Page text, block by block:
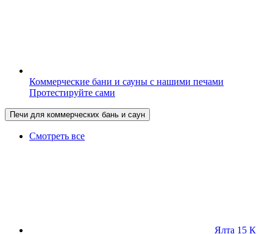
Коммерческие бани и сауны с нашими печами
Протестируйте сами
Печи для коммерческих бань и саун
Смотреть все
Ялта 15 К